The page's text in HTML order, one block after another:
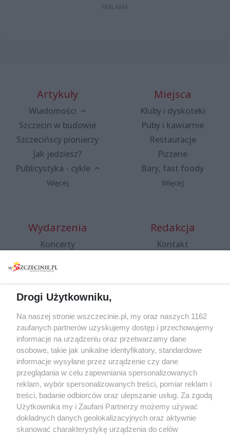
Artykuły
Wiadomości
Szczecin w budowie
Szczecińscy pionierzy
Jak jedziesz?
Publicystyka - cykle
Więcej
Miejsca
Kluby i dyskoteki
Puby i kawiarnie
Restauracje
Pizzerie
Bary, fast foody
Więcej
Wydarzenia
Koncerty
Spacery i oprowadzania
targi
Wernisaże
Więcej
Redakcja
Kontakt
Specjalny koncert z okazji
20. urodzin portalu
wSzczecinie.pl
Regulamin konkursów
śniadaniówka "Hej
Szczecin! Jest piątek!"
Partnerzy
Drogi Użytkowniku,
Na naszej stronie wszczecinie.pl, my oraz naszych 1162
zaufanych partnerów uzyskujemy dostęp i przechowujemy
informacje na urządzeniu oraz przetwarzamy dane
osobowe, takie jak unikalne identyfikatory, standardowe
informacje wysyłane przez urządzenie czy dane
przeglądania w celu zapewniania spersonalizowanych
reklam, wybór spersonalizowanych treści, pomiar reklam i
treści, badanie odbiorców oraz ulepszanie usług. Za zgodą
Użytkownika my i Zaufani Partnerzy możemy używać
dokładnych danych geolokalizacyjnych oraz aktywnie
skanować charakterystykę urządzenia do celów